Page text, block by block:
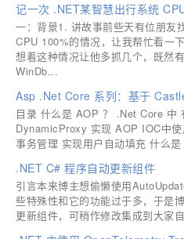
记一次 .NET某智慧出行系统
一：背景1. 讲故事前些天有位朋友
CPU 100%的情况，让我帮忙看一
想着这种情况让他多抓几个，既然
WinDb...
目录 什么是 AOP ？ .Net Core 中
DynamicProxy 实现 AOP IOC中
事务管理 实现用户自动填充 什么
.NET C# 程序自动更新组件
引言本来博主想偷懒使用
些特殊性和它的功能过于多，于是
更新组件，可稍作修改集成到大家